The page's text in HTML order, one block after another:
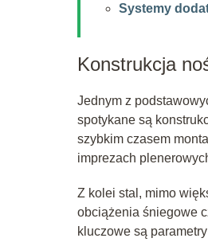
Systemy
Konstrukcja
Jednym z
spotykane są
szybkim czasem
imprezach
Z kolei stal, mimo
obciążenia śniegowe
kluczowe są